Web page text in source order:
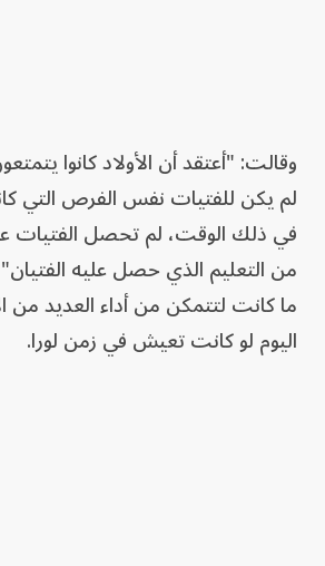
وقالت: "أعتقد أن ‌الأولاد كانوا
لم يكن للفتيات نفس الفرص التي
في ذلك الوقت، لم تحصل الفتيات
من التعليم الذي حصل عليه
ما كانت لتتمكن من أداء العديد من
اليوم لو كانت تعيش في زمن لورا.